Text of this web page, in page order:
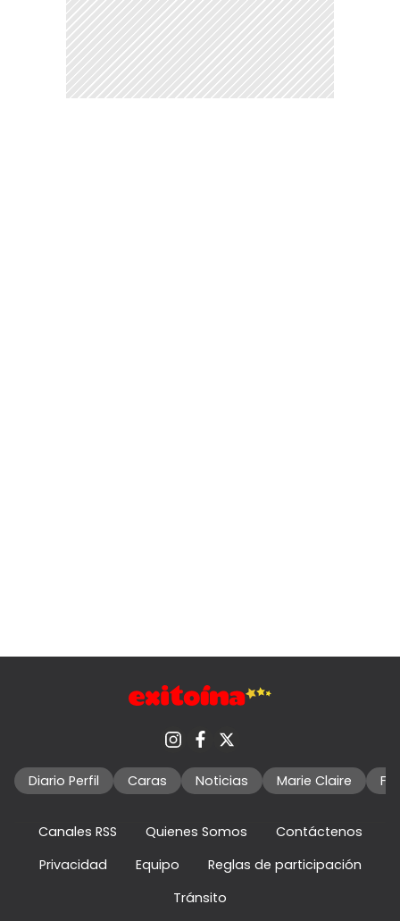
Diario Perfil Caras Noticias Marie Claire
Canales RSS Quienes Somos
Contáctenos
Privacidad
Equipo
Reglas de participación
Tránsito